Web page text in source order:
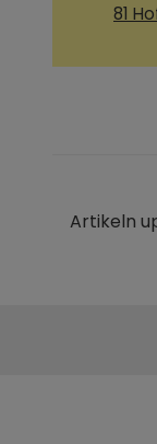
81
Artikeln